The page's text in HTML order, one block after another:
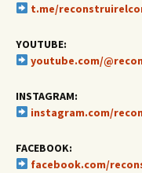
t.me/
YOUTUBE:
youtube.com/
INSTAGRAM:
instagram.com/
FACEBOOK:
facebook.com/